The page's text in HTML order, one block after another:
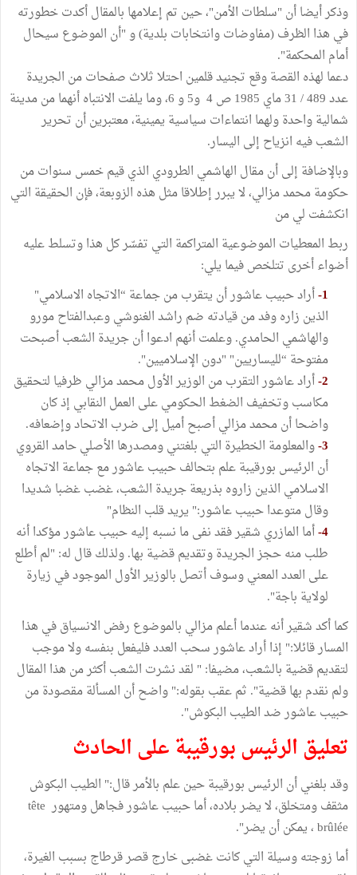
وذكر أيضا أن "سلطات الأمن"، حين تم إعلامها بالمقال أكدت خطورته
في هذا الظرف (مفاوضات وانتخابات بلدية) و "أن الموضوع سيحال
أمام المحكمة".
دعما لهذه القصة وقع تجنيد قلمين احتلا ثلاث صفحات من الجريدة
عدد 489 / 31 ماي 1985 ص 4 و5 و 6، وما يلفت الانتباه أنهما من مدينة
شمالية واحدة ولهما انتماءات سياسية يمينية، معتبرين أن تحرير
الشعب فيه انزياح إلى اليسار.
وبالإضافة إلى أن مقال الهاشمي الطرودي الذي قيم خمس سنوات من
حكومة محمد مزالي، لا يبرر إطلاقا مثل هذه الزوبعة، فإن الحقيقة التي
انكشفت لي من
ربط المعطيات الموضوعية المتراكمة التي تفسّر كل هذا وتسلط عليه
أضواء أخرى تتلخص فيما يلي:
1- أراد حبيب عاشور أن يتقرب من جماعة “الاتجاه الاسلامي"
الذين زاره وفد من قيادته ضم راشد الغنوشي وعبدالفتاح مورو
والهاشمي الحامدي. وعلمت أنهم ادعوا أن جريدة الشعب أصبحت
مفتوحة “لليساريين" "دون الإسلاميين".
2- أراد عاشور التقرب من الوزير الأول محمد مزالي ظرفيا لتحقيق
مكاسب وتخفيف الضغط الحكومي على العمل النقابي إذ كان
واضحا أن محمد مزالي أصبح أميل إلى ضرب الاتحاد وإضعافه.
3- والمعلومة الخطيرة التي بلغتني ومصدرها الأصلي حامد القروي
أن الرئيس بورقيبة علم بتحالف حبيب عاشور مع جماعة الاتجاه
الاسلامي الذين زاروه بذريعة جريدة الشعب، غضب غضبا شديدا
وقال متوعدا حبيب عاشور:" يريد قلب النظام"
4- أما المازري شقير فقد نفى ما نسبه إليه حبيب عاشور مؤكدا أنه
طلب منه حجز الجريدة وتقديم قضية بها. ولذلك قال له: "لم أطلع
على العدد المعني وسوف أتصل بالوزير الأول الموجود في زيارة
لولاية باجة".
كما أكد شقير أنه عندما أعلم مزالي بالموضوع رفض الانسياق في هذا
المسار قائلا:" إذا أراد عاشور سحب العدد فليفعل بنفسه ولا موجب
لتقديم قضية بالشعب، مضيفا: " لقد نشرت الشعب أكثر من هذا المقال
ولم نقدم بها قضية". ثم عقب بقوله:" واضح أن المسألة مقصودة من
حبيب عاشور ضد الطيب البكوش".
تعليق الرئيس بورقيبة على الحادث
وقد بلغني أن الرئيس بورقيبة حين علم بالأمر قال:" الطيب البكوش
مثقف ومتخلق، لا يضر بلاده، أما حبيب عاشور فجاهل ومتهور tête
brûlée ، يمكن أن يضر".
أما زوجته وسيلة التي كانت غضبى خارج قصر قرطاج بسبب الغيرة،